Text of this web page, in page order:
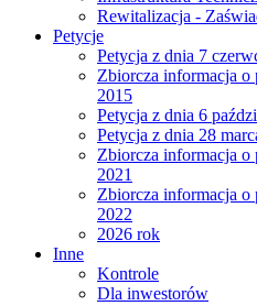
Rewitalizacja -
Petycje
Petycja z dnia 7
Zbiorcza informacja o
2015
Petycja z dnia 6
Petycja z dnia 28
Zbiorcza informacja o
2021
Zbiorcza informacja o
2022
2026 rok
Inne
Kontrole
Dla inwestorów